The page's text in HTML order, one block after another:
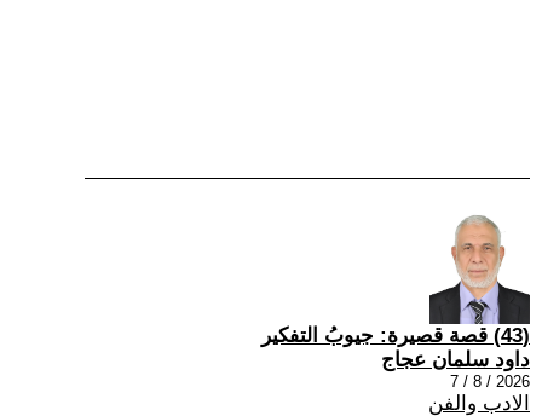
(43) قصة قصيرة: جيوبُ التفكير
داود سلمان عجاج
2026 / 8 / 7
الادب والفن